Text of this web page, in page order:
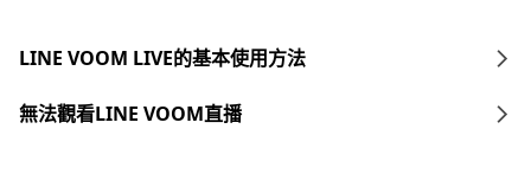
LINE VOOM LIVE的基本使用方法
無法觀看LINE VOOM直播